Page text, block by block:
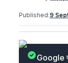
Published:9
Google